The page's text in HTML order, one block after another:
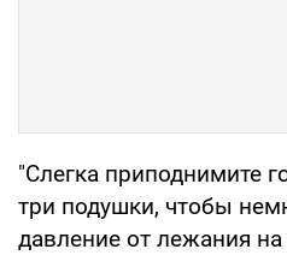
"Слегка приподнимите
три подушки, чтобы
давление от лежания